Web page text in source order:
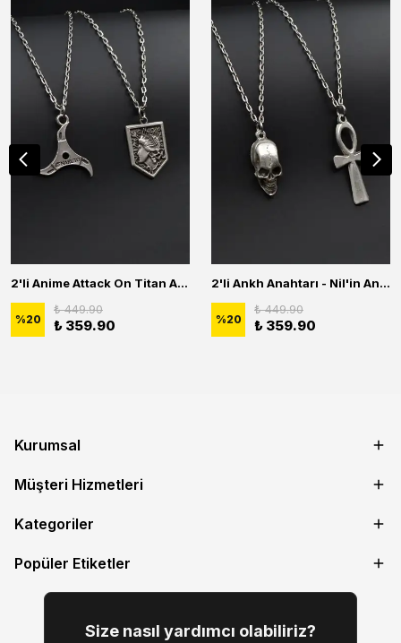
2'li Anime Attack On Titan Acrylic Maria Anime Naruto Erkek Kadın Kolye Seti
%20
₺ 449.90
₺ 359.90
2'li Ankh Anahtarı - Nil'in Anahtarı - Kuru Kafa Erkek Kadın Kolye Seti
%20
₺ 449.90
₺ 359.90
Kurumsal
Müşteri Hizmetleri
Kategoriler
Popüler Etiketler
Size nasıl yardımcı olabiliriz?